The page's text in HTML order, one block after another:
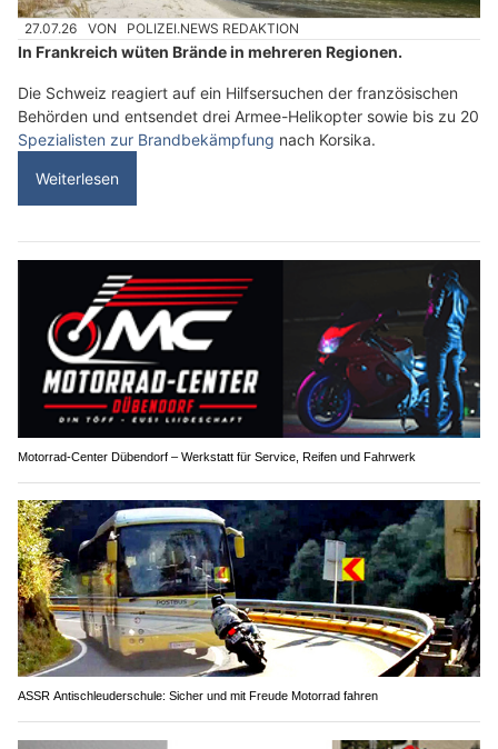
27.07.26 VON POLIZEI.NEWS REDAKTION
In Frankreich wüten Brände in mehreren Regionen.
Die Schweiz reagiert auf ein Hilfsersuchen der französischen
Behörden und entsendet drei Armee-Helikopter sowie bis zu 20
Spezialisten zur Brandbekämpfung nach Korsika.
Weiterlesen
Motorrad-Center Dübendorf – Werkstatt für Service, Reifen und Fahrwerk
ASSR Antischleuderschule: Sicher und mit Freude Motorrad fahren